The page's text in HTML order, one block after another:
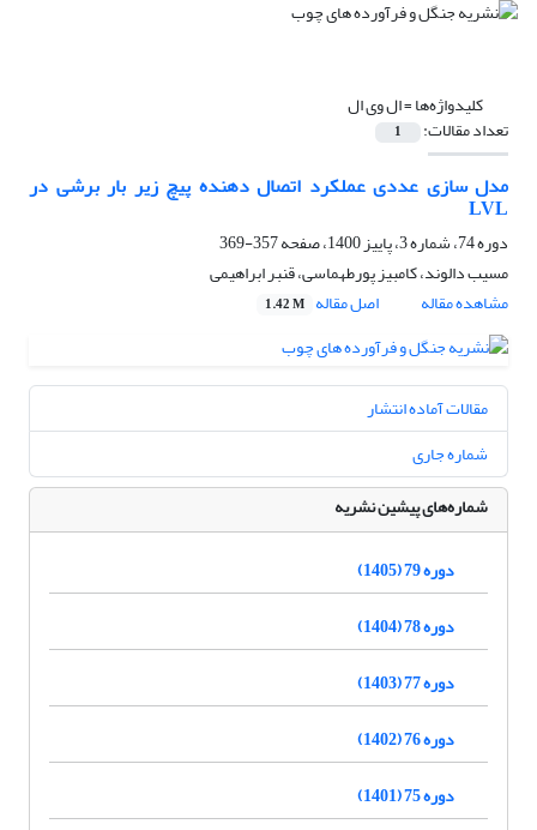
کلیدواژه‌ها =ال وی ال
تعداد مقالات: 1
مدل سازی عددی عملکرد اتصال دهنده پیچ زیر بار برشی در
LVL
دوره 74، شماره 3، پاییز 1400، صفحه
357-369
مسیب دالوند، کامبیز پورطهماسی، قنبر ابراهیمی
مشاهده مقاله
اصل مقاله 1.42 M
مقالات آماده انتشار
شماره جاری
شماره‌های پیشین نشریه
دوره 79 (1405)
دوره 78 (1404)
دوره 77 (1403)
دوره 76 (1402)
دوره 75 (1401)